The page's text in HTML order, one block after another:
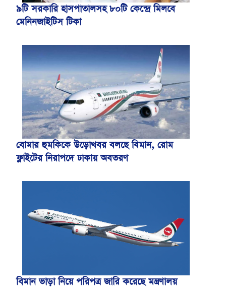
৯টি সরকারি হাসপাতালসহ ৮০টি কেন্দ্রে মিলবে
মেনিনজাইটিস টিকা
বোমার হুমকিকে উড়োখবর বলছে বিমান, রোম
ফ্লাইটের নিরাপদে ঢাকায় অবতরণ
বিমান ভাড়া নিয়ে পরিপত্র জারি করেছে মন্ত্রণালয়